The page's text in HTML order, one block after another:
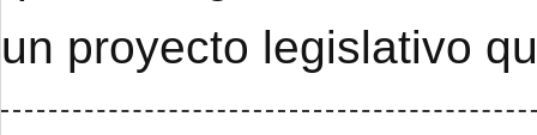
un proyecto legislativo